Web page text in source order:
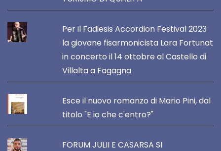
Per il Fadiesis Accordion Festival 2023
la giovane fisarmonicista Lara Fortunat
in concerto il 14 ottobre al Castello di
Villalta a Fagagna
Esce il nuovo romanzo di Mario Pini, dal
titolo "E io che c'entro?"
FORUM JULII E CASARSA SI